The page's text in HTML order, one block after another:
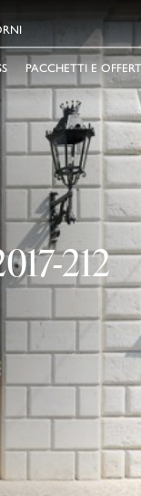
PACCHETTI E
212